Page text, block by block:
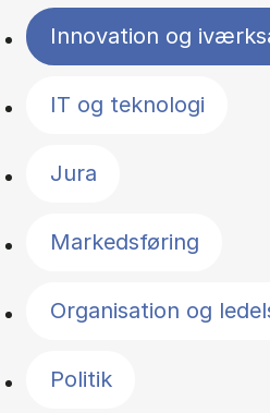
Innovation og
IT og teknologi
Jura
Markedsføring
Organisation og
Politik